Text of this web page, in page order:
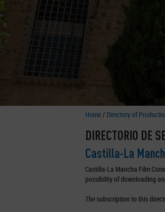
Home/ Directory of
DIRECTORIO DE
Castilla-La
Castilla-La Mancha Film
possibility of downloading
The subscription to this